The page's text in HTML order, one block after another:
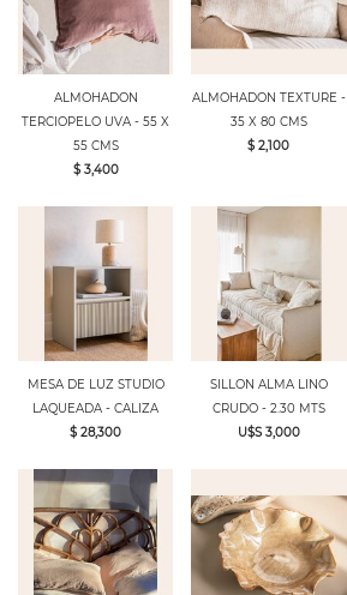
ALMOHADON
TERCIOPELO UVA - 55 X
55 CMS
$ 3,400
ALMOHADON TEXTURE -
35 X 80 CMS
$ 2,100
MESA DE LUZ STUDIO
LAQUEADA - CALIZA
$ 28,300
SILLON ALMA LINO
CRUDO - 2.30 MTS
U$S 3,000